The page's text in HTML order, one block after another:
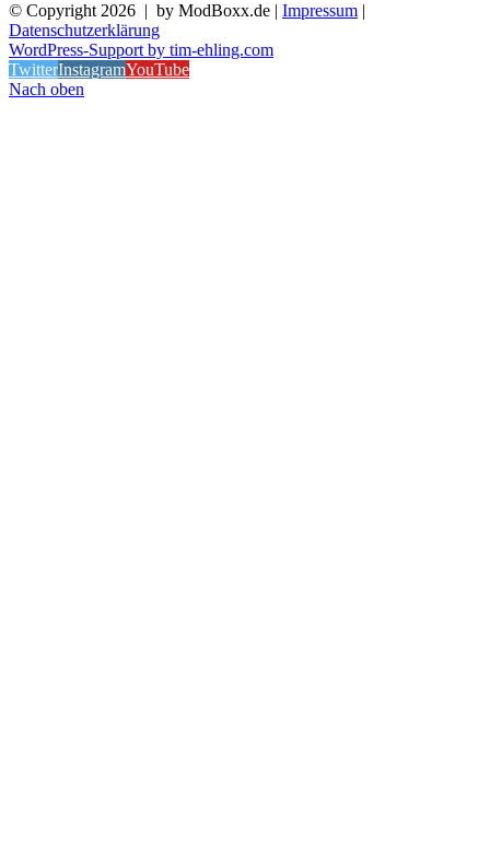
© Copyright 2026 | by ModBoxx.de | Impressum |
Datenschutzerklärung
WordPress-Support by tim-ehling.com
TwitterInstagramYouTube
Nach oben